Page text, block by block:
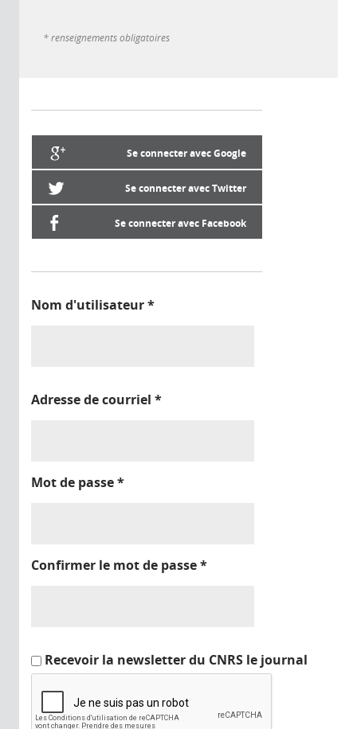
* renseignements obligatoires
Se connecter avec Google
Se connecter avec Twitter
Se connecter avec Facebook
Nom d'utilisateur*
Adresse de courriel *
Mot de passe*
Confirmer le mot de passe*
Recevoir la newsletter du CNRS le journal